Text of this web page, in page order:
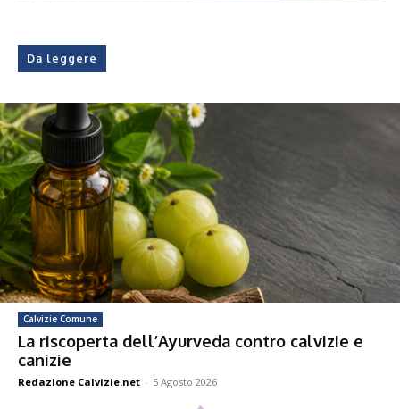
Da leggere
Calvizie Comune
La riscoperta dell’Ayurveda contro calvizie e
canizie
Redazione Calvizie.net - 5 Agosto 2026